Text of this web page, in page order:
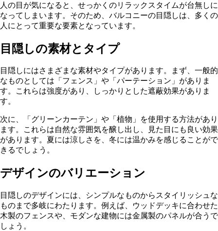
人の目が気になると、せっかくのリラックスタイムが台無しに
なってしまいます。そのため、バルコニーの目隠しは、多くの
人にとって重要な要素となっています。
目隠しの素材とタイプ
目隠しにはさまざまな素材やタイプがあります。まず、一般的
なものとしては「フェンス」や「パーテーション」がありま
す。これらは強度があり、しっかりとした遮蔽効果がありま
す。
次に、「グリーンカーテン」や「植物」を使用する方法があり
ます。これらは自然な雰囲気を醸し出し、見た目にも良い効果
があります。夏には涼しさを、冬には温かみを感じることがで
きるでしょう。
デザインのバリエーション
目隠しのデザインには、シンプルなものからスタイリッシュな
ものまで多岐にわたります。例えば、ウッドデッキに合わせた
木製のフェンスや、モダンな建物には金属製のパネルが合うで
しょう。